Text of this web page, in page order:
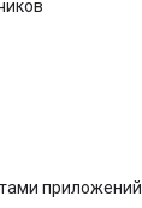
приложений